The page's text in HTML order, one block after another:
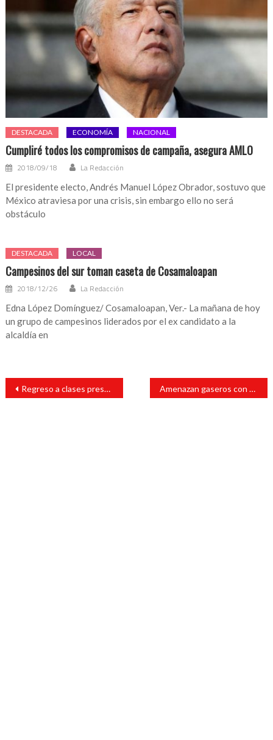
DESTACADA ECONOMÍA NACIONAL
Cumpliré todos los compromisos de campaña, asegura AMLO
2018/09/18 La Redacción
El presidente electo, Andrés Manuel López Obrador, sostuvo que
México atraviesa por una crisis, sin embargo ello no será
obstáculo
DESTACADA LOCAL
Campesinos del sur toman caseta de Cosamaloapan
2018/12/26 La Redacción
Edna López Domínguez/ Cosamaloapan, Ver.- La mañana de hoy
un grupo de campesinos liderados por el ex candidato a la
alcaldía en
Navegación
entradas
Regreso a clases presenciales será el 30 de agosto Amenazan gaseros con paro técnico si continúa regulación de precio máximo